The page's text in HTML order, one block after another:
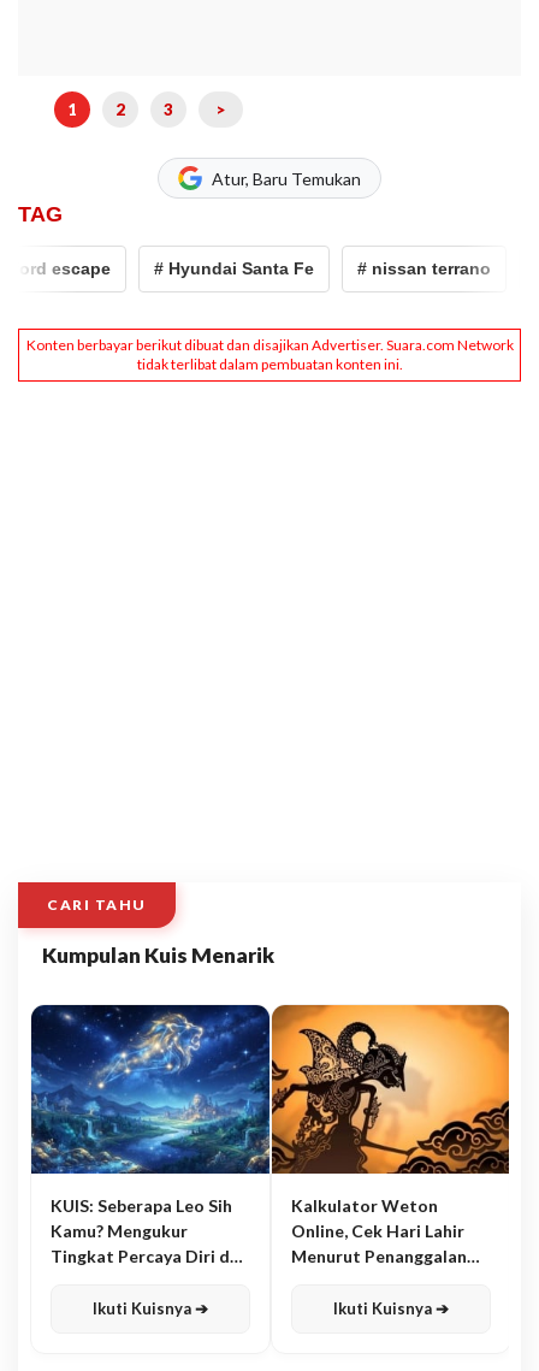
1 2 3 >
Atur, Baru Temukan
TAG
# Hyundai Santa Fe # nissan terrano # Nissan X-
CARI TAHU
Kumpulan Kuis Menarik
KUIS: Seberapa Leo Sih
Kamu? Mengukur
Tingkat Percaya Diri dan
Ikuti Kuisnya ➔
Kalkulator Weton
Online, Cek Hari Lahir
Menurut Penanggalan
Ikuti Kuisnya ➔